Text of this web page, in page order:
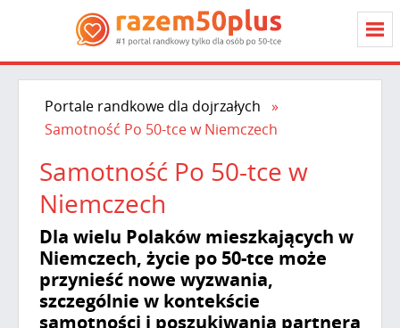
Portale randkowe dla dojrzałych
Samotność Po 50-tce w Niemczech
Samotność Po 50-tce w
Niemczech
Dla wielu Polaków mieszkających w
Niemczech, życie po 50-tce może
przynieść nowe wyzwania,
szczególnie w kontekście
samotności i poszukiwania partnera